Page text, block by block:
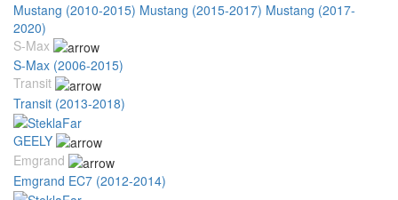
Mustang (2010-2015) Mustang (2015-2017) Mustang (2017-
2020)
S-Max
S-Max (2006-2015)
Transit
Transit (2013-2018)
GEELY
Emgrand
Emgrand EC7 (2012-2014)